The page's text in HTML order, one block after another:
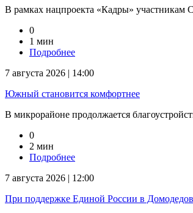
В рамках нацпроекта «Кадры» участникам
0
1 мин
Подробнее
7 августа 2026 | 14:00
Южный становится комфортнее
В микрорайоне продолжается
0
2 мин
Подробнее
7 августа 2026 | 12:00
При поддержке Единой России в